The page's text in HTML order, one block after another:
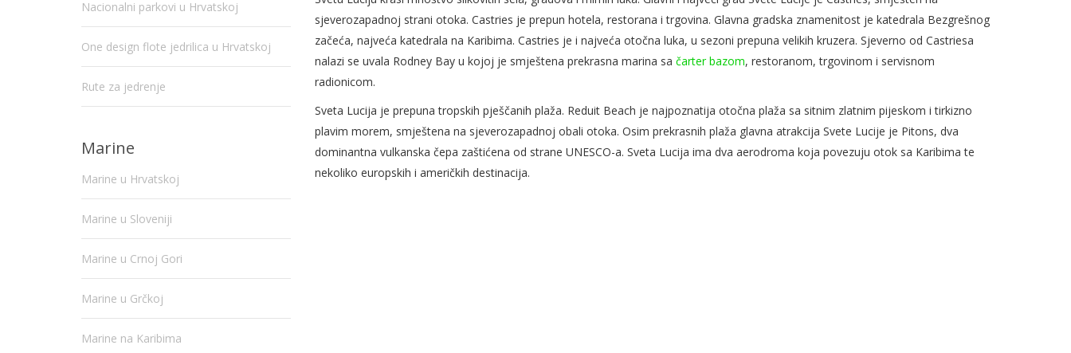
sjeverozapadnoj strani otoka. Castries je prepun hotela, restorana i trgovina. Glavna gradska znamenitost je katedrala Bezgrešnog
začeća, najveća katedrala na Karibima. Castries je i najveća otočna luka, u sezoni prepuna velikih kruzera. Sjeverno od Castriesa
nalazi se uvala Rodney Bay u kojoj je smještena prekrasna marina sa čarter bazom, restoranom, trgovinom i servisnom
radionicom.
Sveta Lucija je prepuna tropskih pješčanih plaža. Reduit Beach je najpoznatija otočna plaža sa sitnim zlatnim pijeskom i tirkizno
plavim morem, smještena na sjeverozapadnoj obali otoka. Osim prekrasnih plaža glavna atrakcija Svete Lucije je Pitons, dva
dominantna vulkanska čepa zaštićena od strane UNESCO-a. Sveta Lucija ima dva aerodroma koja povezuju otok sa Karibima te
nekoliko europskih i američkih destinacija.
Nacionalni parkovi u Hrvatskoj
One design flote jedrilica u Hrvatskoj
Rute za jedrenje
Marine
Marine u Hrvatskoj
Marine u Sloveniji
Marine u Crnoj Gori
Marine u Grčkoj
Marine na Karibima